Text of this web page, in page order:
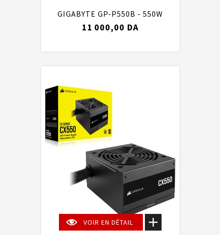
GIGABYTE GP-P550B - 550W
11 000,00 DA
VOIR EN DÉTAIL